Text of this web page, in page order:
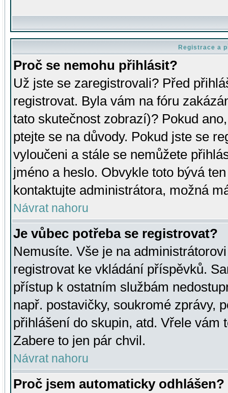
Registrace a
Proč se nemohu přihlásit?
Už jste se zaregistrovali? Před
registrovat. Byla vám na fóru
tato skutečnost zobrazí)? Pokud
ptejte se na důvody. Pokud jste se
vyloučeni a stále se nemůžete
jméno a heslo. Obvykle toto bývá
kontaktujte administrátora, možná
Návrat nahoru
Je vůbec potřeba se registrovat?
Nemusíte. Vše je na
registrovat ke vkládání příspěvků.
přístup k ostatním službám
např. postavičky, soukromé zprávy,
přihlášení do skupin, atd. Vřele vám
Zabere to jen pár chvil.
Návrat nahoru
Proč jsem automaticky odhlášen?